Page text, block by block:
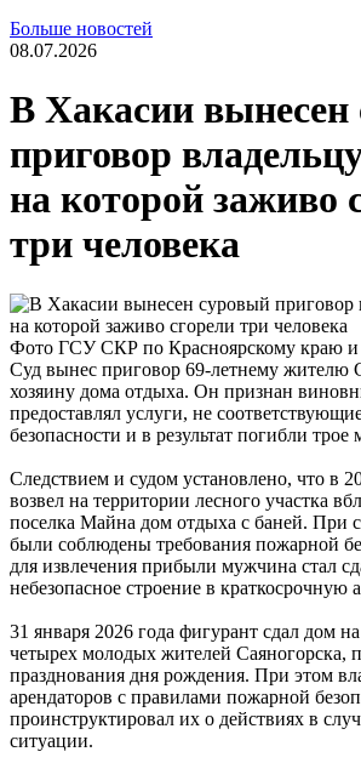
Больше новостей
08.07.2026
В Хакасии вынесен
приговор
на которой заживо
три человека
Фото ГСУ СКР по Красноярскому краю и
Суд вынес приговор 69-летнему жителю
хозяину дома отдыха. Он признан
предоставлял услуги, не
безопасности и в результат погибли
Следствием и судом установлено, что в
возвел на территории лесного участка
поселка Майна дом отдыха с баней. При
были соблюдены требования пожарной
для извлечения прибыли мужчина стал
небезопасное строение в
31 января 2026 года фигурант сдал дом
четырех молодых жителей Саяногорска,
празднования дня рождения. При этом
арендаторов с правилами пожарной
проинструктировал их о действиях в
ситуации.